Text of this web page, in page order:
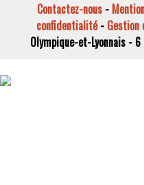
Contactez-nous -
confidentialité- Gestion
Olympique-et-Lyonnais -